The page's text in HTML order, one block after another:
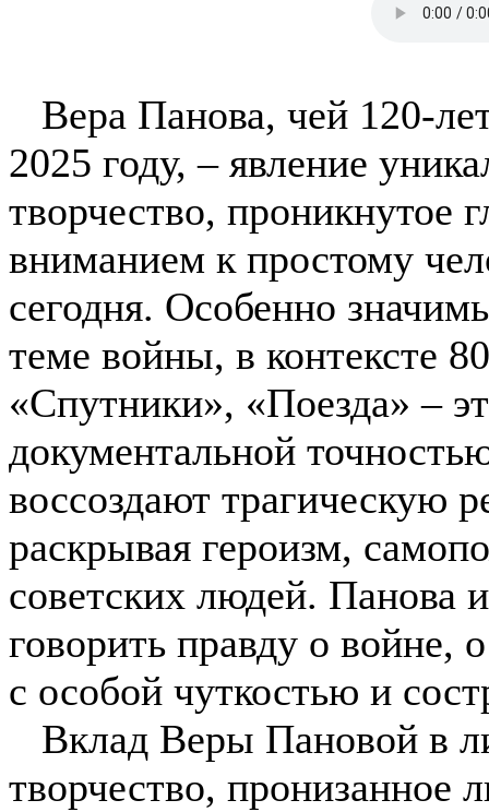
Вера Панова, чей 120-
2025 году, – явление
творчество, проникнутое
вниманием к простому
сегодня. Особенно
теме войны, в контексте
«Спутники», «Поезда» –
документальной
воссоздают трагическую
раскрывая героизм,
советских людей. Панова
говорить правду о войне,
с особой чуткостью и
Вклад Веры Пановой в
творчество, пронизанное